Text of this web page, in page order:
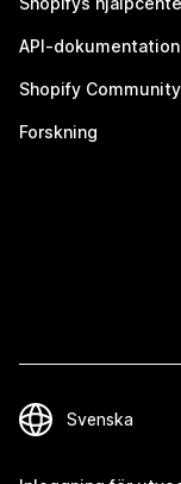
API-dokumentation
Shopify Community
Forskning